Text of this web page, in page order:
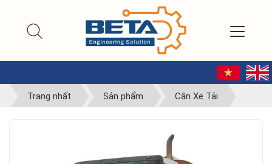
Trang nhất Sản phẩm Cân Xe Tải